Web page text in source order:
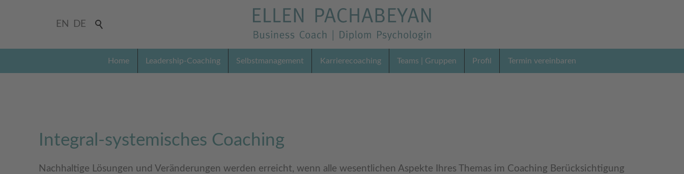
Home Leadership-Coaching Selbstmanagement Karrierecoaching Teams | Gruppen Profil Termin vereinbaren
EN DE
Integral-systemisches Coaching
Nachhaltige Lösungen und Veränderungen werden erreicht, wenn alle wesentlichen Aspekte Ihres Themas im Coaching Berücksichtigung